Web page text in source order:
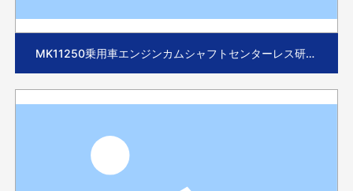
MK11250乗用車エンジンカムシャフトセンターレス研削
盤